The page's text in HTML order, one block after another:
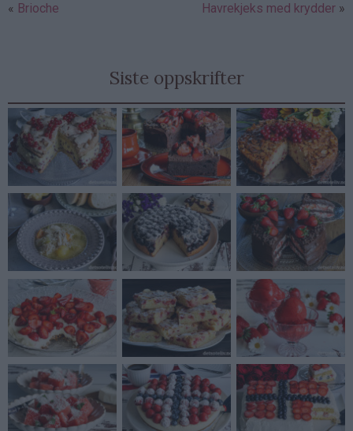
Brioche Havrekjeks med krydder
Siste oppskrifter